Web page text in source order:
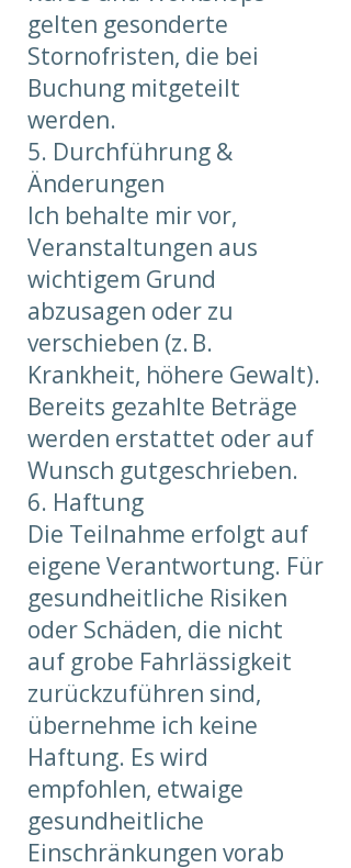
gelten gesonderte
Stornofristen, die bei
Buchung mitgeteilt
werden.
5. Durchführung &
Änderungen
Ich behalte mir vor,
Veranstaltungen aus
wichtigem Grund
abzusagen oder zu
verschieben (z. B.
Krankheit, höhere Gewalt).
Bereits gezahlte Beträge
werden erstattet oder auf
Wunsch gutgeschrieben.
6. Haftung
Die Teilnahme erfolgt auf
eigene Verantwortung. Für
gesundheitliche Risiken
oder Schäden, die nicht
auf grobe Fahrlässigkeit
zurückzuführen sind,
übernehme ich keine
Haftung. Es wird
empfohlen, etwaige
gesundheitliche
Einschränkungen vorab